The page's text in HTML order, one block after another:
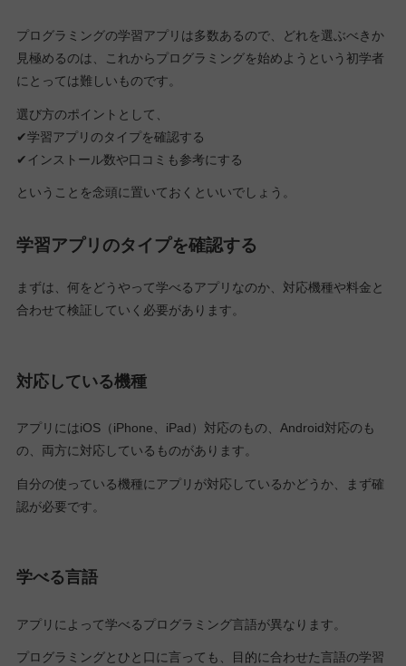
プログラミングの学習アプリは多数あるので、どれを選ぶべきか
見極めるのは、これからプログラミングを始めようという初学者
にとっては難しいものです。
選び方のポイントとして、
✔学習アプリのタイプを確認する
✔インストール数や口コミも参考にする
ということを念頭に置いておくといいでしょう。
学習アプリのタイプを確認する
まずは、何をどうやって学べるアプリなのか、対応機種や料金と
合わせて検証していく必要があります。
対応している機種
アプリにはiOS（iPhone、iPad）対応のもの、Android対応のも
の、両方に対応しているものがあります。
自分の使っている機種にアプリが対応しているかどうか、まず確
認が必要です。
学べる言語
アプリによって学べるプログラミング言語が異なります。
プログラミングとひと口に言っても、目的に合わせた言語の学習